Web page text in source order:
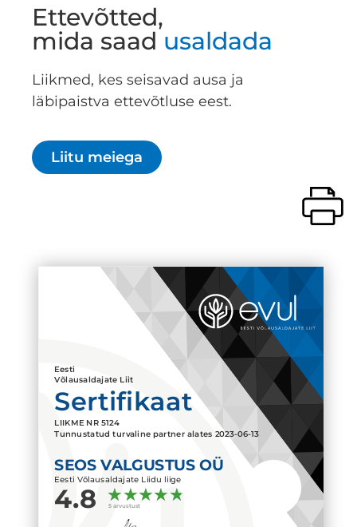
Ettevõtted,
mida saad usaldada
Liikmed, kes seisavad ausa ja
läbipaistva ettevõtluse eest.
Liitu meiega
Eesti
Võlausaldajate Liit
Sertifikaat
LIIKME NR 5124
Tunnustatud turvaline partner alates 2023-06-13
SEOS VALGUSTUS OÜ
Eesti Võlausaldajate Liidu liige
4.8 5 arvustust